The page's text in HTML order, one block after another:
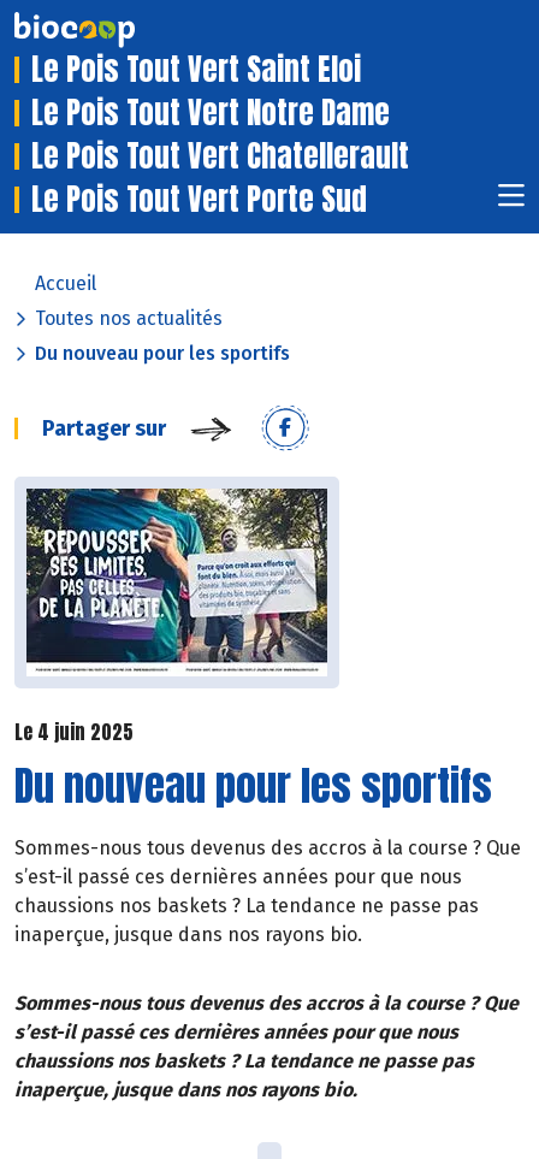
Le Pois Tout Vert Saint Eloi
Le Pois Tout Vert Notre Dame
Le Pois Tout Vert Chatellerault
Le Pois Tout Vert Porte Sud
Accueil
Toutes nos actualités
Du nouveau pour les sportifs
Partager sur
Le 4 juin 2025
Du nouveau pour les sportifs
Sommes-nous tous devenus des accros à la course ? Que
s’est-il passé ces dernières années pour que nous
chaussions nos baskets ? La tendance ne passe pas
inaperçue, jusque dans nos rayons bio.
Sommes-nous tous devenus des accros à la course ? Que
s’est-il passé ces dernières années pour que nous
chaussions nos baskets ? La tendance ne passe pas
inaperçue, jusque dans nos rayons bio.